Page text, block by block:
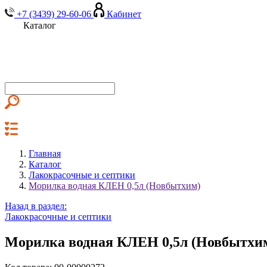
+7 (3439) 29-60-06
Кабинет
Каталог
Главная
Каталог
Лакокрасочные и септики
Морилка водная КЛЕН 0,5л (Новбытхим)
Назад в раздел:
Лакокрасочные и септики
Морилка водная КЛЕН 0,5л